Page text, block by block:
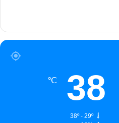
38
℃
38º - 29º